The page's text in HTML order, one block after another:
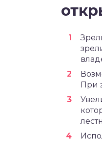
При